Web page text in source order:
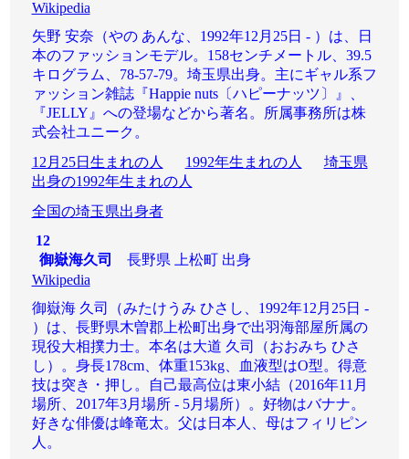
Wikipedia
矢野 安奈（やの あんな、1992年12月25日 - ）は、日
本のファッションモデル。158センチメートル、39.5
キログラム、78-57-79。埼玉県出身。主にギャル系フ
ァッション雑誌『Happie nuts〔ハピーナッツ〕』、
『JELLY』への登場などから著名。所属事務所は株
式会社ユニーク。
12月25日生まれの人
1992年生まれの人
埼玉県
出身の1992年生まれの人
全国の埼玉県出身者
12
御嶽海久司
長野県 上松町 出身
Wikipedia
御嶽海 久司（みたけうみ ひさし、1992年12月25日 -
）は、長野県木曽郡上松町出身で出羽海部屋所属の
現役大相撲力士。本名は大道 久司（おおみち ひさ
し）。身長178cm、体重153kg、血液型はO型。得意
技は突き・押し。自己最高位は東小結（2016年11月
場所、2017年3月場所 - 5月場所）。好物はバナナ。
好きな俳優は峰竜太。父は日本人、母はフィリピン
人。